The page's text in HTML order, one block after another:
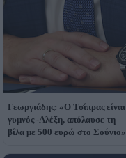
Γεωργιάδης: «Ο Τσίπρας είναι
γυμνός -Αλέξη, απόλαυσε τη
βίλα με 500 ευρώ στο Σούνιο»